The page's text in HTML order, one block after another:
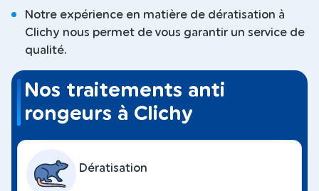
Notre expérience en matière de dératisation à
Clichy nous permet de vous garantir un service de
qualité.
Nos traitements anti
rongeurs à Clichy
Dératisation